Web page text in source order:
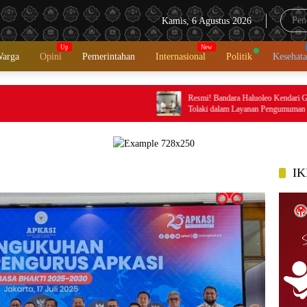
Kamis, 6 Agustus 2026
Opini Pemerintahan Internasional Politik
Resmi! Bandara Haluoleo Kendari Gunakan Bahasa
Tolaki dalam Layanan Pengumuman